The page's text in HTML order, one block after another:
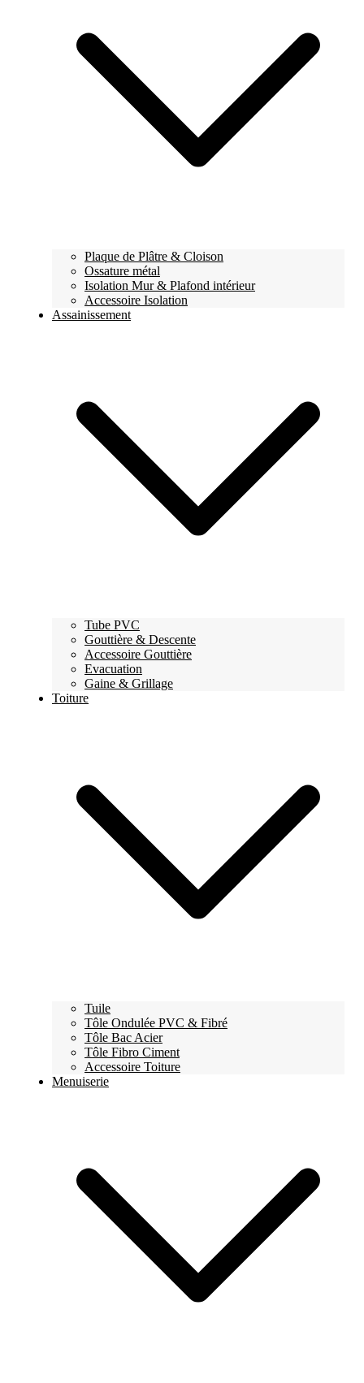
Plaque de Plâtre & Cloison
Ossature métal
Isolation Mur & Plafond intérieur
Accessoire Isolation
Assainissement
Tube PVC
Gouttière & Descente
Accessoire Gouttière
Evacuation
Gaine & Grillage
Toiture
Tuile
Tôle Ondulée PVC & Fibré
Tôle Bac Acier
Tôle Fibro Ciment
Accessoire Toiture
Menuiserie